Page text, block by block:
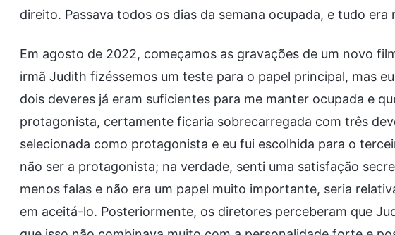
direito. Passava todos os dias da semana ocupada, e tudo
Em agosto de 2022, começamos as gravações de um novo
irmã Judith fizéssemos um teste para o papel principal, mas
dois deveres já eram suficientes para me manter ocupada e
protagonista, certamente ficaria sobrecarregada com três
selecionada como protagonista e eu fui escolhida para o
não ser a protagonista; na verdade, senti uma satisfação
menos falas e não era um papel muito importante, seria
em aceitá-lo. Posteriormente, os diretores perceberam que